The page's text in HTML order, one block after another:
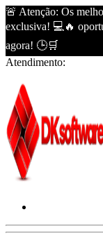
🚨 Atenção: Os
exclusiva! 💻🔥
agora! 🕒🛒
Atendimento: